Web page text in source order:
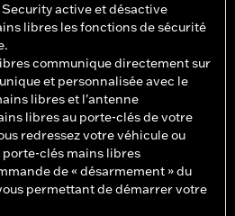
active et désactive
libres les fonctions de sécurité
communique directement sur
et personnalisée avec le
libres et l'antenne
libres au porte-clés de votre
redressez votre véhicule ou
clés mains libres
de « désarmement » du
permettant de démarrer votre